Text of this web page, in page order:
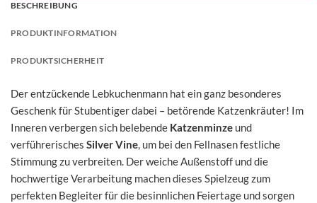
BESCHREIBUNG
PRODUKTINFORMATION
PRODUKTSICHERHEIT
Der entzückende Lebkuchenmann hat ein ganz besonderes
Geschenk für Stubentiger dabei – betörende Katzenkräuter! Im
Inneren verbergen sich belebende Katzenminze und
verführerisches Silver Vine, um bei den Fellnasen festliche
Stimmung zu verbreiten. Der weiche Außenstoff und die
hochwertige Verarbeitung machen dieses Spielzeug zum
perfekten Begleiter für die besinnlichen Feiertage und sorgen